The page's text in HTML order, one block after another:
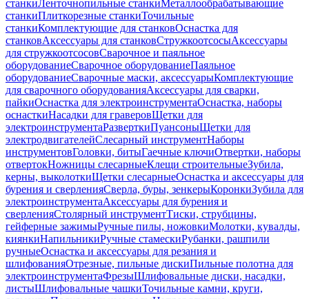
станкиЛенточнопильные станкиМеталлообрабатывающие
станкиПлиткорезные станкиТочильные
станкиКомплектующие для станковОснастка для
станковАксессуары для станковСтружкоотсосыАксессуары
для стружкоотсосовСварочное и паяльное
оборудованиеСварочное оборудованиеПаяльное
оборудованиеСварочные маски, аксессуарыКомплектующие
для сварочного оборудованияАксессуары для сварки,
пайкиОснастка для электроинструментаОснастка, наборы
оснасткиНасадки для граверовЩетки для
электроинструментаРазверткиПуансоныЩетки для
электродвигателейСлесарный инструментНаборы
инструментовГоловки, битыГаечные ключиОтвертки, наборы
отвертокНожницы слесарныеКлещи строительныеЗубила,
керны, выколоткиЩетки слесарныеОснастка и аксессуары для
бурения и сверленияСверла, буры, зенкерыКоронкиЗубила для
электроинструментаАксессуары для бурения и
сверленияСтолярный инструментТиски, струбцины,
гейферные зажимыРучные пилы, ножовкиМолотки, кувалды,
киянкиНапильникиРучные стамескиРубанки, рашпили
ручныеОснастка и аксессуары для резания и
шлифованияОтрезные, пильные дискиПильные полотна для
электроинструментаФрезыШлифовальные диски, насадки,
листыШлифовальные чашкиТочильные камни, круги,